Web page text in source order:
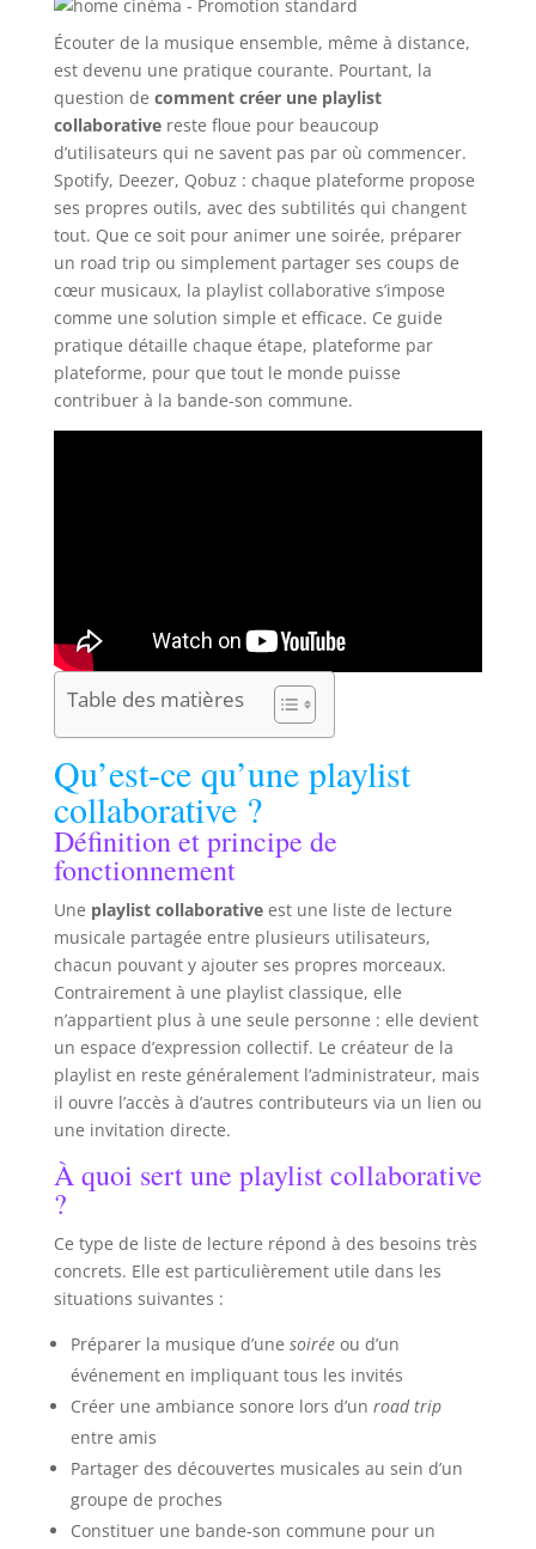
Écouter de la musique ensemble, même à distance,
est devenu une pratique courante. Pourtant, la
question de comment créer une playlist
collaborativereste floue pour beaucoup
d’utilisateurs qui ne savent pas par où commencer.
Spotify, Deezer, Qobuz : chaque plateforme propose
ses propres outils, avec des subtilités qui changent
tout. Que ce soit pour animer une soirée, préparer
un road trip ou simplement partager ses coups de
cœur musicaux, la playlist collaborative s’impose
comme une solution simple et efficace. Ce guide
pratique détaille chaque étape, plateforme par
plateforme, pour que tout le monde puisse
contribuer à la bande-son commune.
Table des matières
Qu’est-ce qu’une playlist
collaborative ?
Définition et principe de
fonctionnement
Une playlist collaborativeest une liste de lecture
musicale partagée entre plusieurs utilisateurs,
chacun pouvant y ajouter ses propres morceaux.
Contrairement à une playlist classique, elle
n’appartient plus à une seule personne : elle devient
un espace d’expression collectif. Le créateur de la
playlist en reste généralement l’administrateur, mais
il ouvre l’accès à d’autres contributeurs via un lien ou
une invitation directe.
À quoi sert une playlist collaborative
?
Ce type de liste de lecture répond à des besoins très
concrets. Elle est particulièrement utile dans les
situations suivantes :
Préparer la musique d’une soiréeou d’un
événement en impliquant tous les invités
Créer une ambiance sonore lors d’un road trip
entre amis
Partager des découvertes musicales au sein d’un
groupe de proches
Constituer une bande-son commune pour un